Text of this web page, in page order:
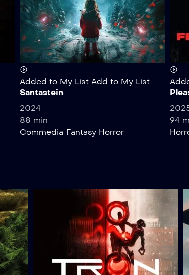
Added to My List Add to My List
Santastein
2024
88 min
Commedia Fantasy Horror
94